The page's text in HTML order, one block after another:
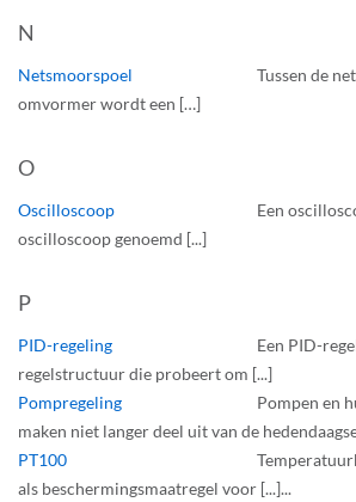
N
Netsmoorspoel
Tussen de
omvormer wordt een […]
O
Oscilloscoop
Een
oscilloscoop genoemd [...]
P
PID-regeling
Een PID-
regelstructuur die probeert om [...]
Pompregeling
Pompen en
maken niet langer deel uit van de
PT100
als beschermingsmaatregel voor [...]...